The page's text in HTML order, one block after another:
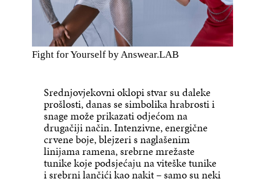
Fight for Yourself by Answear.LAB
Srednjovjekovni oklopi stvar su daleke
prošlosti, danas se simbolika hrabrosti i
snage može prikazati odjećom na
drugačiji način. Intenzivne, energične
crvene boje, blejzeri s naglašenim
linijama ramena, srebrne mrežaste
tunike koje podsjećaju na viteške tunike
i srebrni lančići kao nakit – samo su neki